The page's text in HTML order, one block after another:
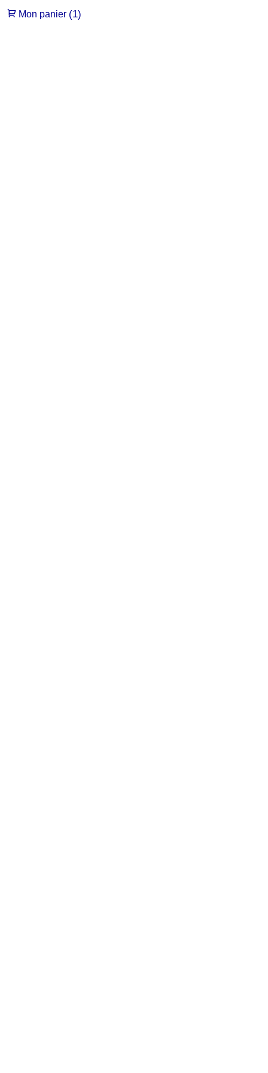
Mon panier (1)